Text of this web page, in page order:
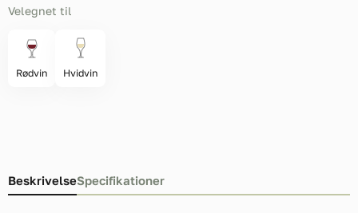
Velegnet til
Rødvin Hvidvin
BeskrivelseSpecifikationer